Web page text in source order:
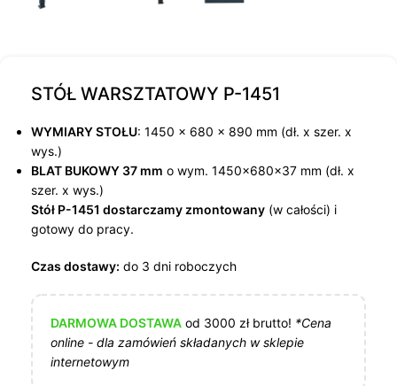
STÓŁ WARSZTATOWY P-1451
WYMIARY STOŁU: 1450 x 680 x 890 mm (dł. x szer. x
wys.)
BLAT BUKOWY 37 mm o wym. 1450x680x37 mm (dł. x
szer. x wys.)
Stół P-1451 dostarczamy zmontowany (w całości) i
gotowy do pracy.
Czas dostawy: do 3 dni roboczych
DARMOWA DOSTAWA od 3000 zł brutto! *Cena
online - dla zamówień składanych w sklepie
internetowym